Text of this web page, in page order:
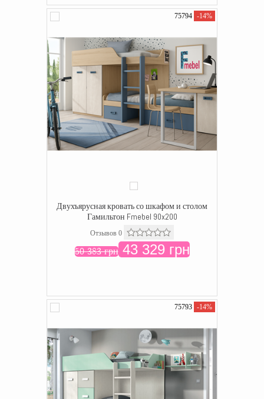
75794 -14%
Двухъярусная кровать со шкафом и столом
Гамильтон Fmebel 90x200
Отзывов 0
50 383 грн43 329 грн
75793 -14%